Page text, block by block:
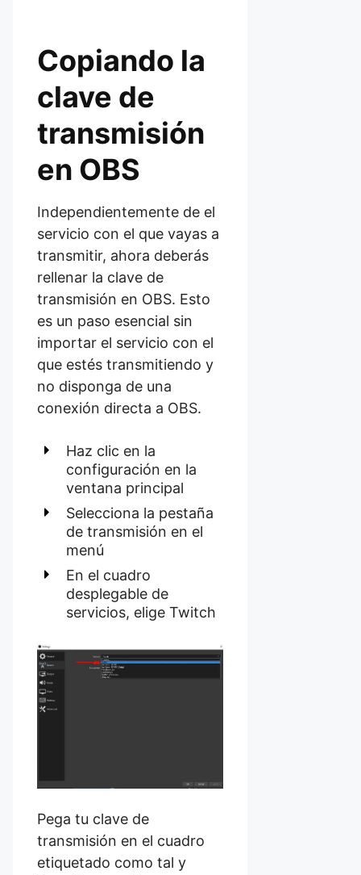
Copiando la
clave de
transmisión
en OBS
Independientemente de el
servicio con el que vayas a
transmitir, ahora deberás
rellenar la clave de
transmisión en OBS. Esto
es un paso esencial sin
importar el servicio con el
que estés transmitiendo y
no disponga de una
conexión directa a OBS.
Haz clic en la
configuración en la
ventana principal
Selecciona la pestaña
de transmisión en el
menú
En el cuadro
desplegable de
servicios, elige Twitch
Pega tu clave de
transmisión en el cuadro
etiquetado como tal y